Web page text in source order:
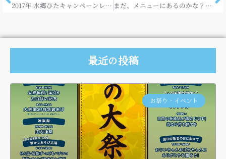
2017年 水郷ひたキャンペーンレディの委嘱式。 まだ、メニューにあるのかな？食べたいなぁ・・
最近の投稿
お祭り・イベント